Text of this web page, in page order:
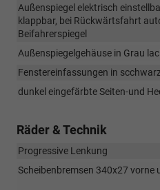
Außenspiegel elektrisch
klappbar, bei Rückwärtsfahrt
Beifahrerspiegel
Außenspiegelgehäuse in Grau
Fenstereinfassungen in
dunkel eingefärbte Seiten-und
Räder & Technik
Progressive Lenkung
Scheibenbremsen 340x27 vorne